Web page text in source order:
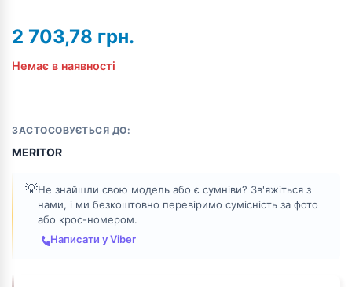
ЗАСТОСОВУЄТЬСЯ ДО:
MERITOR
💡Не знайшли свою модель або є сумніви? Зв'яжіться з
нами, і ми безкоштовно перевіримо сумісність за фото
або крос-номером.
Написати у Viber
2 703,78 грн.
Немає в наявності